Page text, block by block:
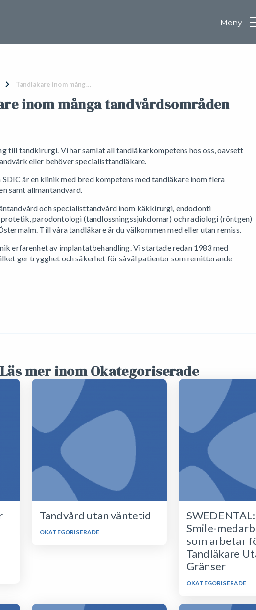
Tandläkare inom mång…
inom många tandvårdsområden
till tandkirurgi. Vi har samlat all tandläkarkompetens hos oss, oavsett
eller behöver specialisttandläkare.
SDIC är en klinik med bred kompetens med tandläkare inom flera
samt allmäntandvård.
och specialisttandvård inom käkkirurgi, endodonti
parodontologi (tandlossningssjukdomar) och radiologi (röntgen)
Till våra tandläkare är du välkommen med eller utan remiss.
erfarenhet av implantatbehandling. Vi startade redan 1983 med
ger trygghet och säkerhet för såväl patienter som remitterande
Läs mer inom Okategoriserade
Tandvård utan väntetid
OKATEGORISERADE
Smile-
som arbetar
Tandläkare
Gränser
OKATEGORISERADE